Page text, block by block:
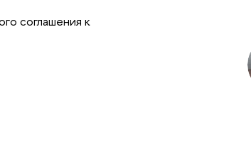
соглашения к